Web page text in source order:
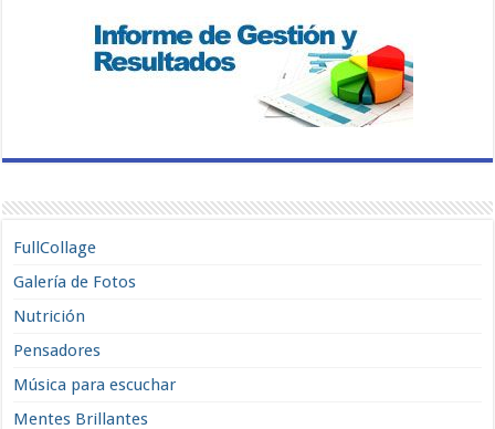
FullCollage
Galería de Fotos
Nutrición
Pensadores
Música para escuchar
Mentes Brillantes